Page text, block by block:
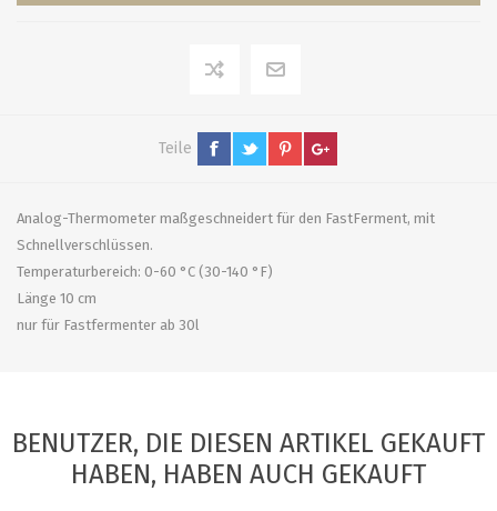
Teile
Analog-Thermometer maßgeschneidert für den FastFerment, mit
Schnellverschlüssen.
Temperaturbereich: 0-60 °C (30-140 °F)
Länge 10 cm
nur für Fastfermenter ab 30l
BENUTZER, DIE DIESEN ARTIKEL GEKAUFT
HABEN, HABEN AUCH GEKAUFT